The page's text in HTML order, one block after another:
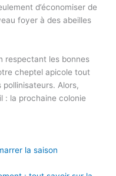
d’économiser de
foyer à des abeilles
respectant les bonnes
cheptel apicole tout
Alors,
: la prochaine colonie
la saison